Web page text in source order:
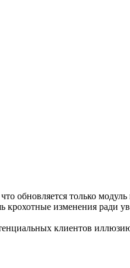
обновляется только
изменения ради
клиентов